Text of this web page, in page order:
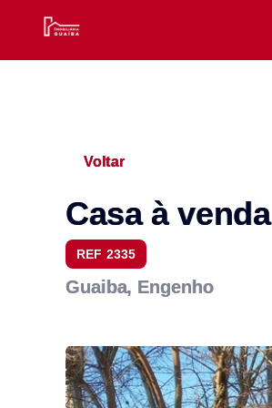
Voltar
Casa à venda
REF 2335
Guaiba, Engenho